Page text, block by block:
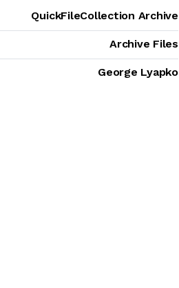
QuickFileCollection Archive
Archive Files
George Lyapko